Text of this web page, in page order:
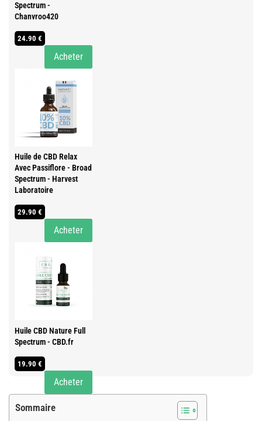
Spectrum -
Chanvroo420
24.90 €
Acheter
Huile de CBD Relax
Avec Passiflore - Broad
Spectrum - Harvest
Laboratoire
29.90 €
Acheter
Huile CBD Nature Full
Spectrum - CBD.fr
19.90 €
Acheter
Sommaire